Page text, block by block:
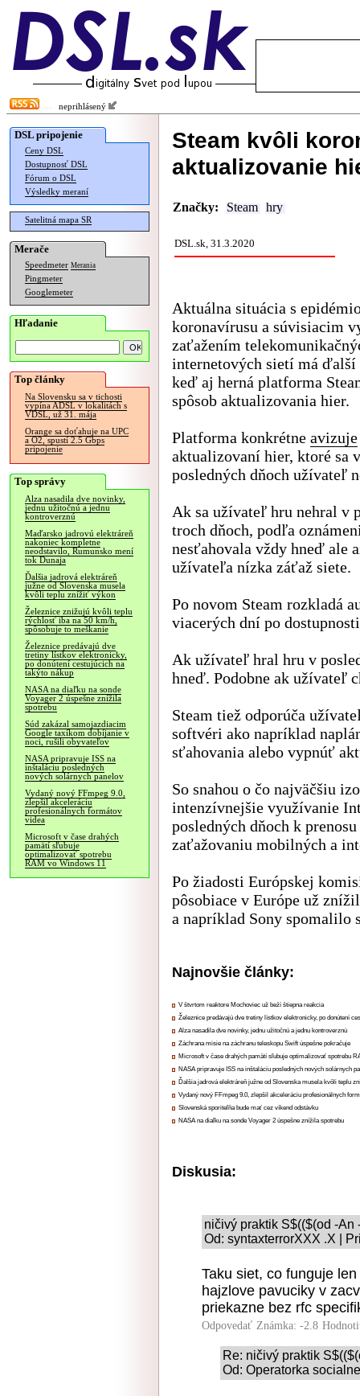
neprihlásený
DSL pripojenie
Ceny DSL
Dostupnosť DSL
Fórum o DSL
Výsledky meraní
Satelitná mapa SR
Merače
Speedmeter Merania
Pingmeter
Googlemeter
Hľadanie
Top články
Na Slovensku sa v tichosti
vypína ADSL v lokalitách s
VDSL, už 31. mája
Orange sa doťahuje na UPC
a O2, spustí 2.5 Gbps
pripojenie
Top správy
Alza nasadila dve novinky,
jednu užitočnú a jednu
kontroverznú
Maďarsko jadrovú elektráreň
nakoniec kompletne
neodstavilo, Rumunsko mení
tok Dunaja
Ďalšia jadrová elektráreň
južne od Slovenska musela
kvôli teplu znížiť výkon
Železnice znižujú kvôli teplu
rýchlosť iba na 50 km/h,
spôsobuje to meškanie
Železnice predávajú dve
tretiny lístkov elektronicky,
po donútení cestujúcich na
takýto nákup
NASA na diaľku na sonde
Voyager 2 úspešne znížila
spotrebu
Súd zakázal samojazdiacim
Google taxíkom dobíjanie v
noci, rušili obyvateľov
NASA pripravuje ISS na
inštaláciu posledných
nových solárnych panelov
Vydaný nový FFmpeg 9.0,
zlepšil akceleráciu
profesionálnych formátov
videa
Microsoft v čase drahých
pamätí sľubuje
optimalizovať spotrebu
RAM vo Windows 11
Steam kvôli
aktualizovanie
Značky: Steam hry
DSL.sk, 31.3.2020
Aktuálna situácia s
koronavírusu a súvisiacim
zaťažením
internetových sietí má ďalší
keď aj herná platforma
spôsob aktualizovania hier.
Platforma konkrétne avizuje
aktualizovaní hier, ktoré sa v
posledných dňoch užívateľ
Ak sa užívateľ hru nehral v
troch dňoch, podľa
nesťahovala vždy hneď ale
užívateľa nízka záťaž siete.
Po novom Steam rozkladá
viacerých dní po
Ak užívateľ hral hru v
hneď. Podobne ak užívateľ
Steam tiež odporúča
softvéri ako napríklad
sťahovania alebo vypnúť
So snahou o čo najväčšiu
intenzívnejšie využívanie
posledných dňoch k
zaťažovaniu mobilných a
Po žiadosti Európskej
pôsobiace v Európe už
a napríklad Sony spomalilo
Najnovšie články:
V štvrtom reaktore Mochoviec už beží štiepna reakcia
Železnice predávajú dve tretiny lístkov elektronicky, po donútení
Alza nasadila dve novinky, jednu užitočnú a jednu kontroverznú
Záchrana misie na záchranu teleskopu Swift úspešne pokračuje
Microsoft v čase drahých pamätí sľubuje optimalizovať spotrebu
NASA pripravuje ISS na inštaláciu posledných nových solárnych
Ďalšia jadrová elektráreň južne od Slovenska musela kvôli teplu
Vydaný nový FFmpeg 9.0, zlepšil akceleráciu profesionálnych
Slovenská sporiteľňa bude mať cez víkend odstávku
NASA na diaľku na sonde Voyager 2 úspešne znížila spotrebu
Diskusia:
ničivý praktik S$(($(od -
Od: syntaxterrorXXX .X |
Taku siet, co funguje
hajzlove pavuciky v
priekazne bez rfc
Odpovedať Známka: -2.8
Re: ničivý praktik
Od: Operatorka